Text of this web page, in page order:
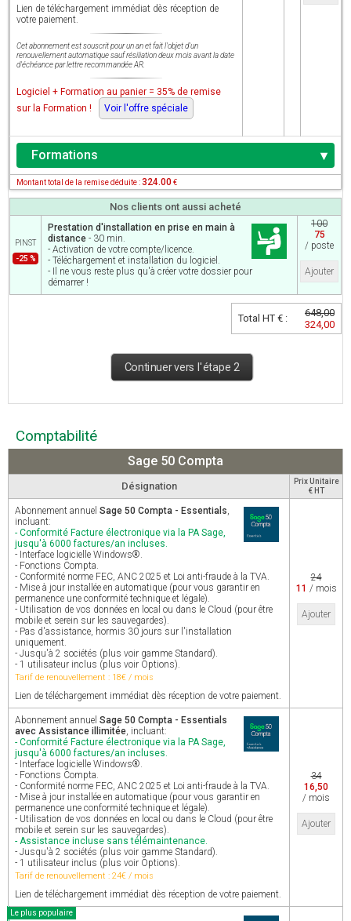
Lien de téléchargement immédiat dès réception de
votre paiement.
Cet abonnement est souscrit pour un an et fait l'objet d'un
renouvellement automatique sauf résiliation deux mois avant la date
d'échéance par lettre recommandée AR.
Logiciel + Formation au panier = 35% de remise
sur la Formation !
Voir l'offre spéciale
Formations
Montant total de la remise déduite :324.00€
Nos clients ont aussi acheté
PINST
-25 %
Prestation d'installation en prise en main à
distance - 30 min.
- Activation de votre compte/licence.
- Téléchargement et installation du logiciel.
- Il ne vous reste plus qu'à créer votre dossier pour
démarrer !
100
75
/ poste
Ajouter
Total HT € :
648,00
324,00
Continuer vers l'étape 2
Comptabilité
Sage 50 Compta
Désignation
Prix Unitaire
€ HT
Abonnement annuel Sage 50 Compta - Essentials,
incluant:
- Conformité Facture électronique via la PA Sage,
jusqu'à 6000 factures/an incluses.
- Interface logicielle Windows®.
- Fonctions Compta.
- Conformité norme FEC, ANC 2025 et Loi anti-fraude à la TVA.
- Mise à jour installée en automatique (pour vous garantir en
permanence une conformité technique et légale).
- Utilisation de vos données en local ou dans le Cloud (pour être
mobile et serein sur les sauvegardes).
- Pas d'assistance, hormis 30 jours sur l'installation
uniquement.
- Jusqu'à 2 sociétés (plus voir gamme Standard).
- 1 utilisateur inclus (plus voir Options).
Tarif de renouvellement : 18€ / mois
Lien de téléchargement immédiat dès réception de votre paiement.
24
11 / mois
Ajouter
Abonnement annuel Sage 50 Compta - Essentials
avec Assistance illimitée, incluant:
- Conformité Facture électronique via la PA Sage,
jusqu'à 6000 factures/an incluses.
- Interface logicielle Windows®.
- Fonctions Compta.
- Conformité norme FEC, ANC 2025 et Loi anti-fraude à la TVA.
- Mise à jour installée en automatique (pour vous garantir en
permanence une conformité technique et légale).
- Utilisation de vos données en local ou dans le Cloud (pour être
mobile et serein sur les sauvegardes).
- Assistance incluse sans télémaintenance.
- Jusqu'à 2 sociétés (plus voir gamme Standard).
- 1 utilisateur inclus (plus voir Options).
Tarif de renouvellement : 24€ / mois
Lien de téléchargement immédiat dès réception de votre paiement.
34
16,50
/ mois
Ajouter
Le plus populaire